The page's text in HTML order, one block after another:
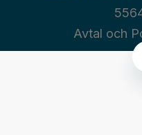
Avtal och